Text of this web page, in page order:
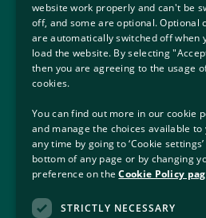
UNHCR (Gníomhaireacht
Aontaithe)
An Roinn Dlí agus Cirt,
Seirbhísí Cóiríochta um
An Oifig um Chur Chun Cinn
Imirceach
An Oifig um Chuimsiú Sóisialta
website work properly and can't be
off, and some are optional. Optional
are automatically switched off when
load the website. By selecting
then you are agreeing to the usage
cookies.
You can find out more in our cookie
and manage the choices available to
any time by going to ‘Cookie
bottom of any page or by changing
preference on theCookie Policy
STRICTLY NECESSARY